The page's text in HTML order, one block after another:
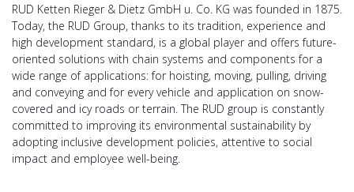
RUD Ketten Rieger & Dietz GmbH u. Co. KG was founded in 1875.
Today, the RUD Group, thanks to its tradition, experience and
high development standard, is a global player and offers future-
oriented solutions with chain systems and components for a
wide range of applications: for hoisting, moving, pulling, driving
and conveying and for every vehicle and application on snow-
covered and icy roads or terrain. The RUD group is constantly
committed to improving its environmental sustainability by
adopting inclusive development policies, attentive to social
impact and employee well-being.